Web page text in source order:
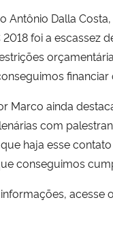
Antônio Dalla
2018 foi a escassez
Marco ainda
com
haja esse
conseguimos
acesse o